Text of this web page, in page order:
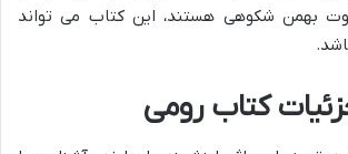
بهمن شکوهی هستند، این کتاب می تواند
کتاب رومی